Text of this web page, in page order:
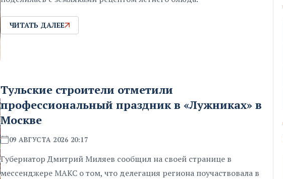
ЧИТАТЬ ДАЛЕЕ
Тульские строители отметили
профессиональный праздник в «Лужниках» в
Москве
09 АВГУСТА 2026 20:17
Губернатор Дмитрий Миляев сообщил на своей странице в
мессенджере МАКС о том, что делегация региона поучаствовала в